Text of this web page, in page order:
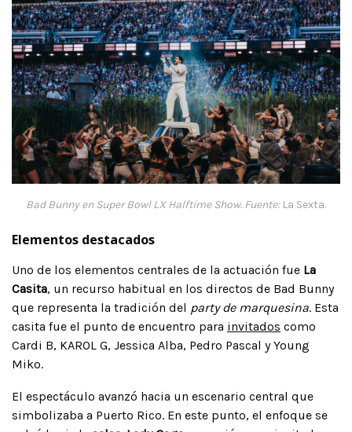
Bad Bunny en Super Bowl LX Halftime Show. Fuente: La Sexta.
Elementos destacados
Uno de los elementos centrales de la actuación fue La
Casita, un recurso habitual en los directos de Bad Bunny
que representa la tradición del party de marquesina. Esta
casita fue el punto de encuentro para invitados como
Cardi B, KAROL G, Jessica Alba, Pedro Pascal y Young
Miko.
El espectáculo avanzó hacia un escenario central que
simbolizaba a Puerto Rico. En este punto, el enfoque se